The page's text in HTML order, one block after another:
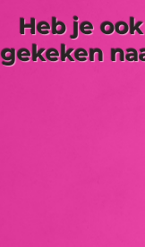
Heb je ook
gekeken